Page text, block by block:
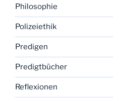
Philosophie
Polizeiethik
Predigen
Predigtbücher
Reflexionen